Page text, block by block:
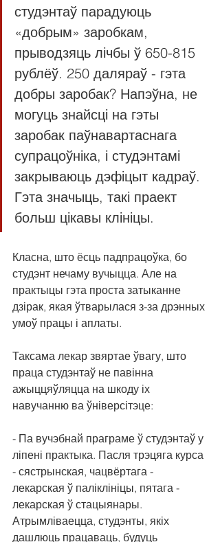
студэнтаў парадуюць
«добрым» заробкам,
прыводзяць лічбы ў 650-815
рублёў. 250 даляраў - гэта
добры заробак? Напэўна, не
могуць знайсці на гэты
заробак паўнавартаснага
супрацоўніка, і студэнтамі
закрываюць дэфіцыт кадраў.
Гэта значыць, такі праект
больш цікавы клініцы.
Класна, што ёсць падпрацоўка, бо
студэнт нечаму вучыцца. Але на
практыцы гэта проста затыканне
дзірак, якая ўтварылася з-за дрэнных
умоў працы і аплаты.
Таксама лекар звяртае ўвагу, што
праца студэнтаў не павінна
ажыццяўляцца на шкоду іх
навучанню ва ўніверсітэце:
- Па вучэбнай праграме ў студэнтаў у
ліпені практыка. Пасля трэцяга курса
- сястрынская, чацвёртага -
лекарская ў паліклініцы, пятага -
лекарская ў стацыянары.
Атрымліваецца, студэнты, якіх
дашлюць працаваць, будуць